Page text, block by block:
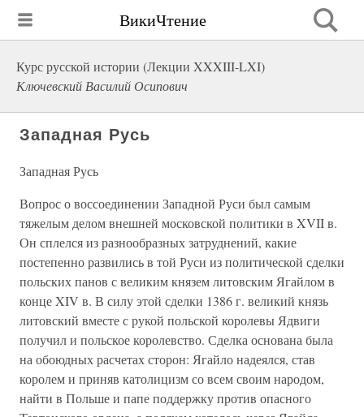
ВикиЧтение
Курс русской истории (Лекции XXXIII-LXI)
Ключевский Василий Осипович
Западная Русь
Западная Русь
Вопрос о воссоединении Западной Руси был самым
тяжелым делом внешней московской политики в XVII в.
Он сплелся из разнообразных затруднений, какие
постепенно развились в той Руси из политической сделки
польских панов с великим князем литовским Ягайлом в
конце XIV в. В силу этой сделки 1386 г. великий князь
литовский вместе с рукой польской королевы Ядвиги
получил и польское королевство. Сделка основана была
на обоюдных расчетах сторон: Ягайло надеялся, став
королем и приняв католицизм со всем своим народом,
найти в Польше и папе поддержку против опасного